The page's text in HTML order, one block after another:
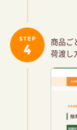
商品ご
荷渡し